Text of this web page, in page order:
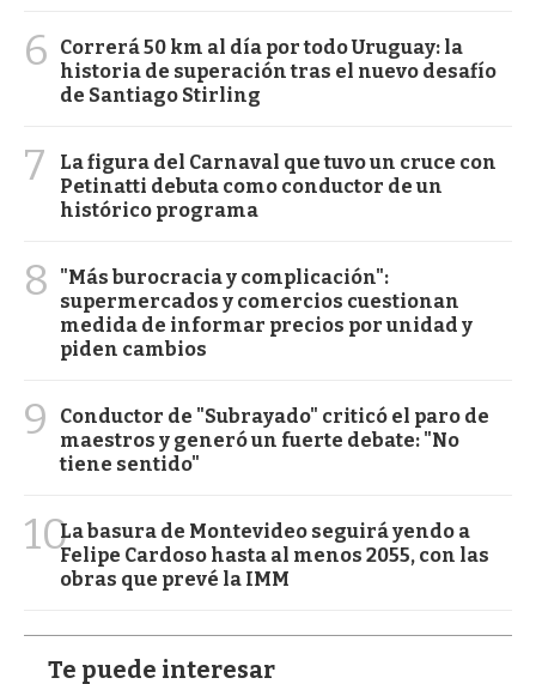
6
Correrá 50 km al día por todo Uruguay: la
historia de superación tras el nuevo desafío
de Santiago Stirling
7
La figura del Carnaval que tuvo un cruce con
Petinatti debuta como conductor de un
histórico programa
8
"Más burocracia y complicación":
supermercados y comercios cuestionan
medida de informar precios por unidad y
piden cambios
9
Conductor de "Subrayado" criticó el paro de
maestros y generó un fuerte debate: "No
tiene sentido"
10La basura de Montevideo seguirá yendo a
Felipe Cardoso hasta al menos 2055, con las
obras que prevé la IMM
Te puede interesar